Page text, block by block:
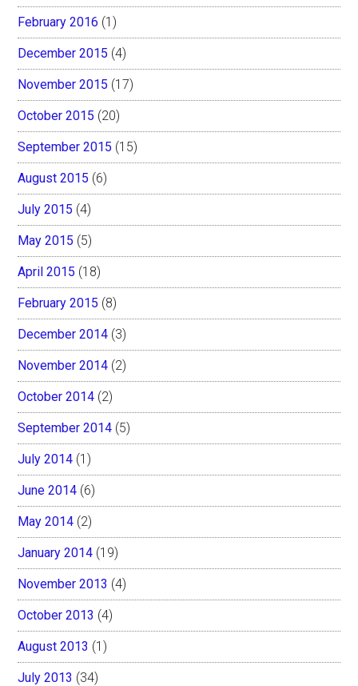
February 2016 (1)
December 2015 (4)
November 2015 (17)
October 2015 (20)
September 2015 (15)
August 2015 (6)
July 2015 (4)
May 2015 (5)
April 2015 (18)
February 2015 (8)
December 2014 (3)
November 2014 (2)
October 2014 (2)
September 2014 (5)
July 2014 (1)
June 2014 (6)
May 2014 (2)
January 2014 (19)
November 2013 (4)
October 2013 (4)
August 2013 (1)
July 2013 (34)